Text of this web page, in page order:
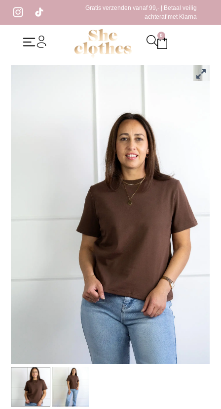
Gratis verzenden vanaf 99,- | Betaal veilig
achteraf met Klarna
0
Home/Kleding / Sterre T-shirt Bruin
Sterre T-shirt Bruin